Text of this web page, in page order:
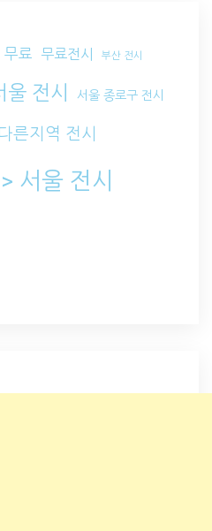
무료 무료전시 부산 전시
울 전시 서울 종로구 전시
른지역 전시
서울 전시